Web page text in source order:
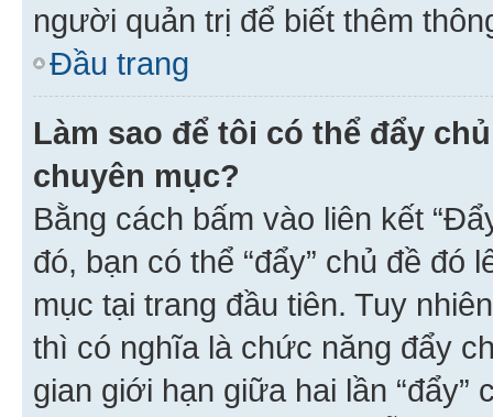
người quản trị để biết thêm
Đầu trang
Làm sao để tôi có thể đẩy
chuyên mục?
Bằng cách bấm vào liên kết
đó, bạn có thể “đẩy” chủ đề đó
mục tại trang đầu tiên. Tuy
thì có nghĩa là chức năng đẩy
gian giới hạn giữa hai lần “đẩy”